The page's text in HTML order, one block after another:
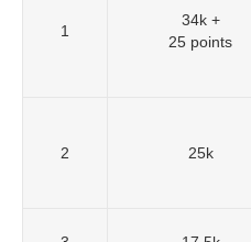
1
34k +
25 points
2 25k